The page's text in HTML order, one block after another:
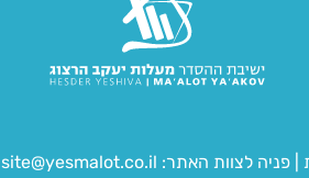
פניה לצוות האתר: site@yesmalot.co.il